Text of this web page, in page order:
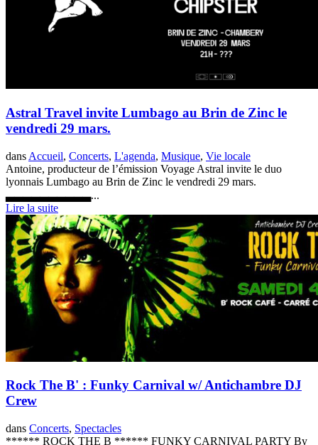
Astral Travel invite Lumbago au Brin de Zinc le
vendredi 29 mars.
dans Accueil, Concerts, L'agenda, Musique, Vie locale
Antoine, producteur de l’émission Voyage Astral invite le duo
lyonnais Lumbago au Brin de Zinc le vendredi 29 mars.
▃▃▃▃▃▃▃▃▃▃...
Lire la suite
Rock The B' : Funky Carnival w/ Antichambre DJ
Crew
dans Concerts, Spectacles
****** ROCK THE B ****** FUNKY CARNIVAL PARTY By